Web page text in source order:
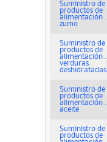
Suministro de
productos de
alimentación .
zumo
Suministro de
productos de
alimentación .
verduras
deshidratadas
Suministro de
productos de
alimentación .
aceite
Suministro de
productos de